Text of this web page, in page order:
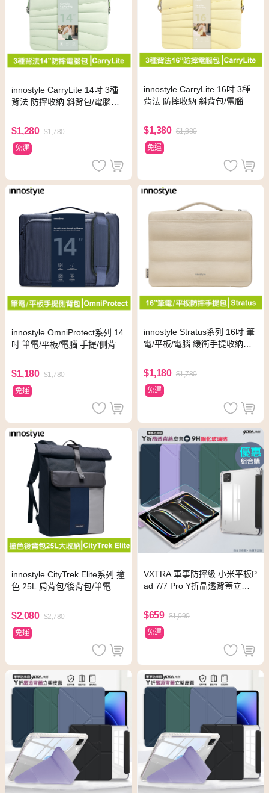
innostyle CarryLite 14吋 3種
背法 防摔收納 斜背包/電腦包/
春漾綠
$1,280 $1,780
免運
innostyle CarryLite 16吋 3種
背法 防摔收納 斜背包/電腦包/
晨曦黃
$1,380 $1,880
免運
innostyle OmniProtect系列 14
吋 筆電/平板/電腦 手提/側背包
$1,180 $1,780
免運
innostyle Stratus系列 16吋 筆
電/平板/電腦 緩衝手提收納包/
$1,180 $1,780
免運
innostyle CityTrek Elite系列 撞
色 25L 肩背包/後背包/筆電包/
$2,080 $2,780
免運
VXTRA 軍事防摔級 小米平板P
ad 7/7 Pro Y折晶透背蓋立架
價)
$659 $1,090
免運